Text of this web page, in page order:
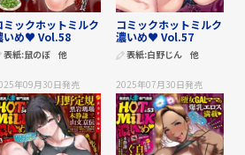
ミックホットミルク
いめ♥ Vol.58
表紙:鼠のぼ 他
コミックホットミルク
濃いめ♥ Vol.57
表紙:白野じん 他
年09月30日発売 2025年07月30日発売